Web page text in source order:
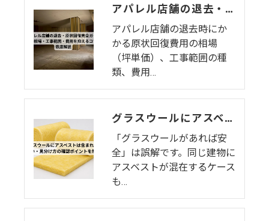
アパレル店舗の退去・原状回復完全ガイド｜費用相場・工事範囲・費用を抑えるコツを徹底解説
アパレル店舗の退去時にか
かる原状回復費用の相場
（坪単価）、工事範囲の種
類、費用…
グラスウールにアスベストは含まれる？違い・見分け方・内装解体前の確認ポイントを解説
「グラスウールがあれば安
全」は誤解です。同じ建物に
アスベストが混在するケース
も…